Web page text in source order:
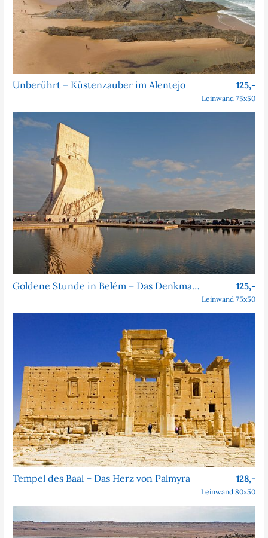
Unberührt – Küstenzauber im Alentejo 125,-
Leinwand 75x50
Goldene Stunde in Belém – Das Denkmal der Entdeckungen 125,-
Leinwand 75x50
Tempel des Baal – Das Herz von Palmyra 128,-
Leinwand 80x50